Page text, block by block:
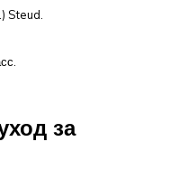
Steud.
за